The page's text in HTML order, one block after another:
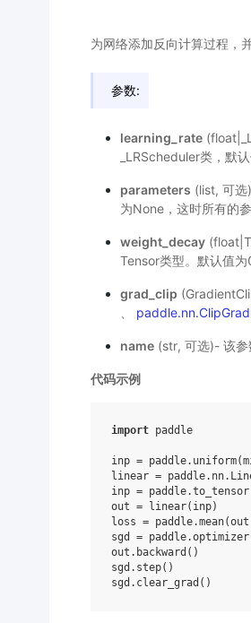
为网络添加反向计算过程，
参数:
learning_rate
_LRScheduler类，默
parameters (list, 可选
为None，这时所有的
weight_decay
Tensor类型。默认值为
grad_clip
name(str, 可选)- 该参
代码示例
import paddle
inp = paddle. uniform(
linear = paddle. nn.
inp = paddle.to_tensor
out = linear( inp)
loss = paddle.mean(out
sgd
= paddle.optimizer
out . backward ()
sgd . step()
sgd . clear_grad ()